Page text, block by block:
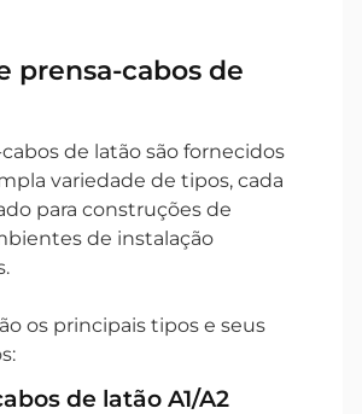
prensa-cabos de
de latão são fornecidos
variedade de tipos, cada
para construções de
de instalação
os principais tipos e seus
de latão A1/A2